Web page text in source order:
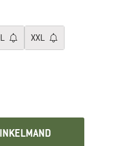
XXL
in een infovak en bevat